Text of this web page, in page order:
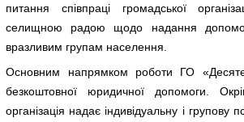
питання співпраці громадської
селищною радою щодо надання
вразливим групам населення.
Основним напрямком роботи ГО
безкоштовної юридичної допомоги.
організація надає індивідуальну і групову